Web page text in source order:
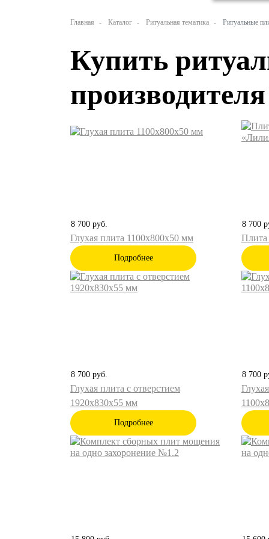
Главная Каталог Ритуальная тематика Ритуальные
Купить
производителя
8 700 руб.
Глухая плита 1100х800х50 мм
Подробнее
8 700
Плита
8 700 руб.
Глухая плита с отверстием
1920х830х55 мм
Подробнее
8 700